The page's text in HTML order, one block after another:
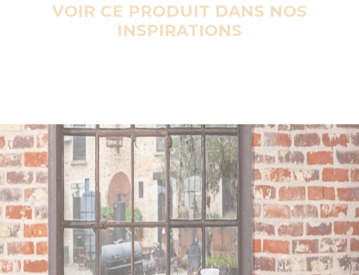
VOIR CE PRODUIT DANS NOS
INSPIRATIONS